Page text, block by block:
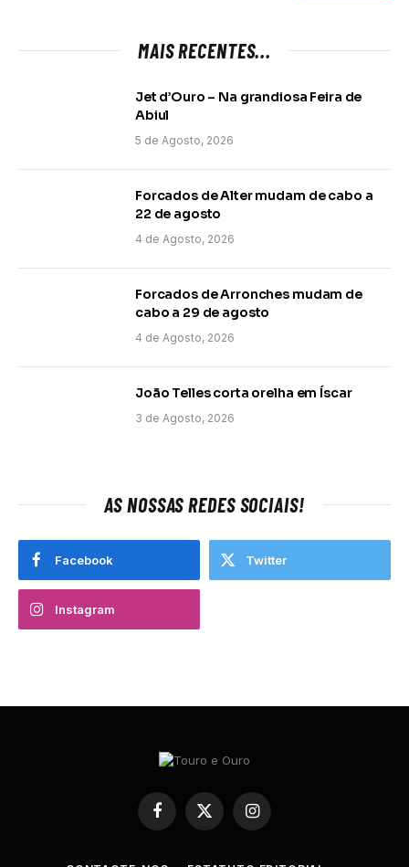
MAIS RECENTES...
Jet d’Ouro – Na grandiosa Feira de
Abiul
5 de Agosto, 2026
Forcados de Alter mudam de cabo a
22 de agosto
4 de Agosto, 2026
Forcados de Arronches mudam de
cabo a 29 de agosto
4 de Agosto, 2026
João Telles corta orelha em Íscar
3 de Agosto, 2026
AS NOSSAS REDES SOCIAIS!
Facebook Twitter
Instagram
Facebook
X
Instagram